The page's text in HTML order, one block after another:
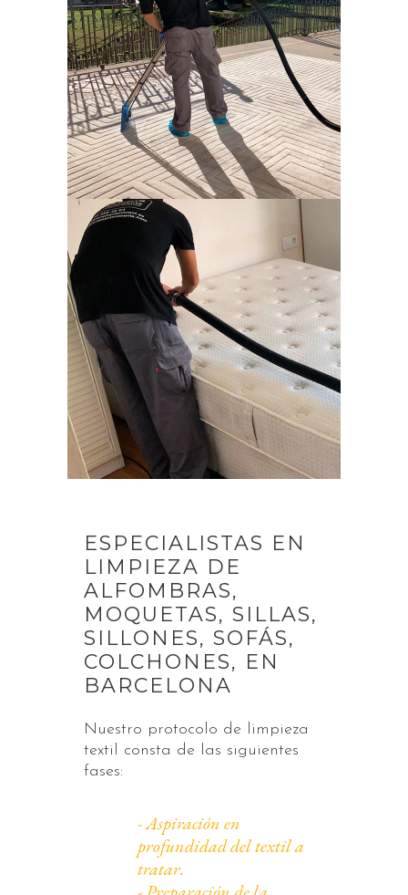
ESPECIALISTAS EN
LIMPIEZA DE
ALFOMBRAS,
MOQUETAS, SILLAS,
SILLONES, SOFÁS,
COLCHONES, EN
BARCELONA
Nuestro protocolo de limpieza
textil consta de las siguientes
fases:
- Aspiración en
profundidad del textil a
tratar.